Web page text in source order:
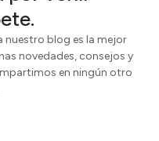
nuestro blog es la mejor
novedades, consejos y
en ningún otro